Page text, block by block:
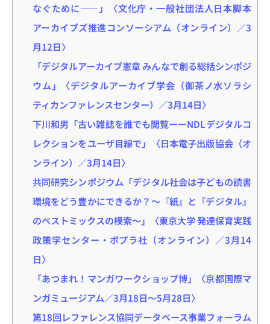
なぐために――」〈文化庁・一般社団法人日本脚本
アーカイブズ推進コンソーシアム（オンライン）／3
月12日〉
「デジタルアーカイブ憲章 みんなで創る総括シンポジ
ウム」〈デジタルアーカイブ学会（御茶ノ水ソラシ
ティカンファレンスセンター）／3月14日〉
下川和男「古い雑誌を誰でも閲覧ーーNDLデジタルコ
レクションをユーザ目線で」〈日本電子出版協会（オ
ンライン）／3月14日〉
共同研究シンポジウム「デジタル社会は子どもの読書
環境をどう豊かにできるか？〜『紙』と『デジタル』
のベストミックスの模索〜」〈東京大学 発達保育実践
政策学センター・ポプラ社（オンライン）／3月14
日〉
「あつまれ！マンガワークショップ博」〈京都国際マ
ンガミュージアム／3月18日～5月28日〉
第18回レファレンス協同データベース事業フォーラム